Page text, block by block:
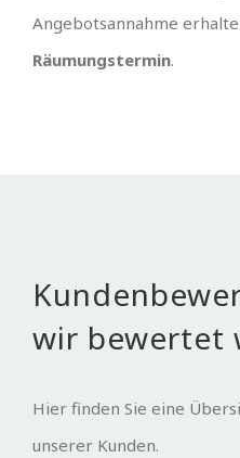
Angebotsannahme
Räumungstermin.
wir bewertet
Hier finden Sie eine
unserer Kunden.